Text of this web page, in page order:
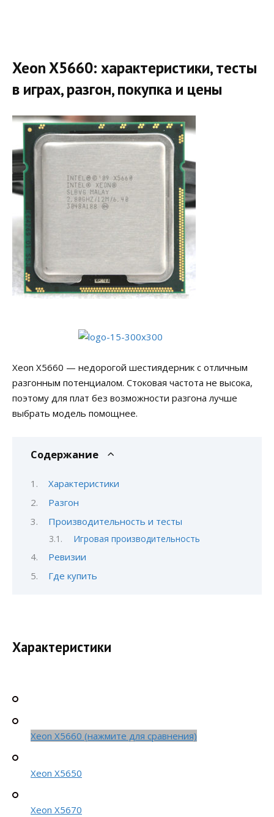
Xeon X5660: характеристики, тесты
в играх, разгон, покупка и цены
Xeon X5660 — недорогой шестиядерник с отличным
разгонным потенциалом. Стоковая частота не высока,
поэтому для плат без возможности разгона лучше
выбрать модель помощнее.
Содержание
Характеристики
Разгон
Производительность и тесты
Игровая производительность
Ревизии
Где купить
Характеристики
Xeon X5660 (нажмите для сравнения)
Xeon X5650
Xeon X5670